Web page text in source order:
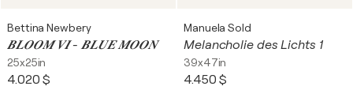
Bettina Newbery
𝑩𝑳𝑶𝑶𝑴 𝑽𝑰 - 𝑩𝑳𝑼𝑬 𝑴𝑶𝑶𝑵
25x25in
4.020 $
Manuela Sold
Melancholie des Lichts 1
39x47in
4.450 $